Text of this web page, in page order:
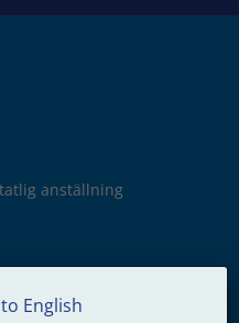
English
anställning